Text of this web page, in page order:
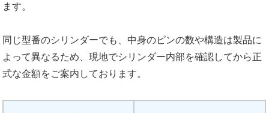
ます。
同じ型番のシリンダーでも、中身のピンの数や構造は製品に
よって異なるため、現地でシリンダー内部を確認してから正
式な金額をご案内しております。